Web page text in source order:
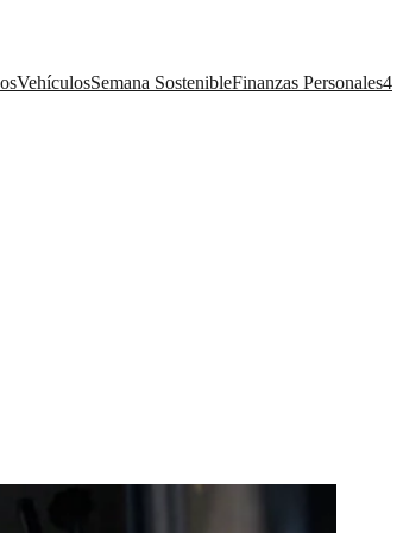
VehículosSemana SostenibleFinanzas Personales4